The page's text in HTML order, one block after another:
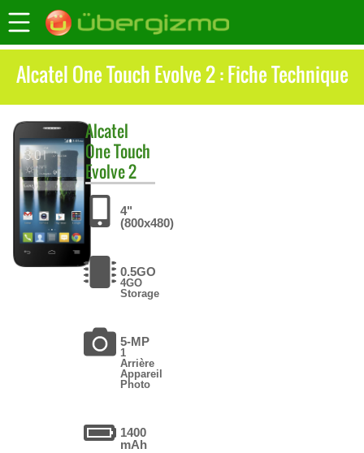
Alcatel One Touch Evolve 2 : Fiche Technique
Alcatel
One Touch
Evolve 2
4"
(800x480)
0.5GO
4GO
Storage
5-MP
1
Arrière
Appareil
Photo
1400
mAh